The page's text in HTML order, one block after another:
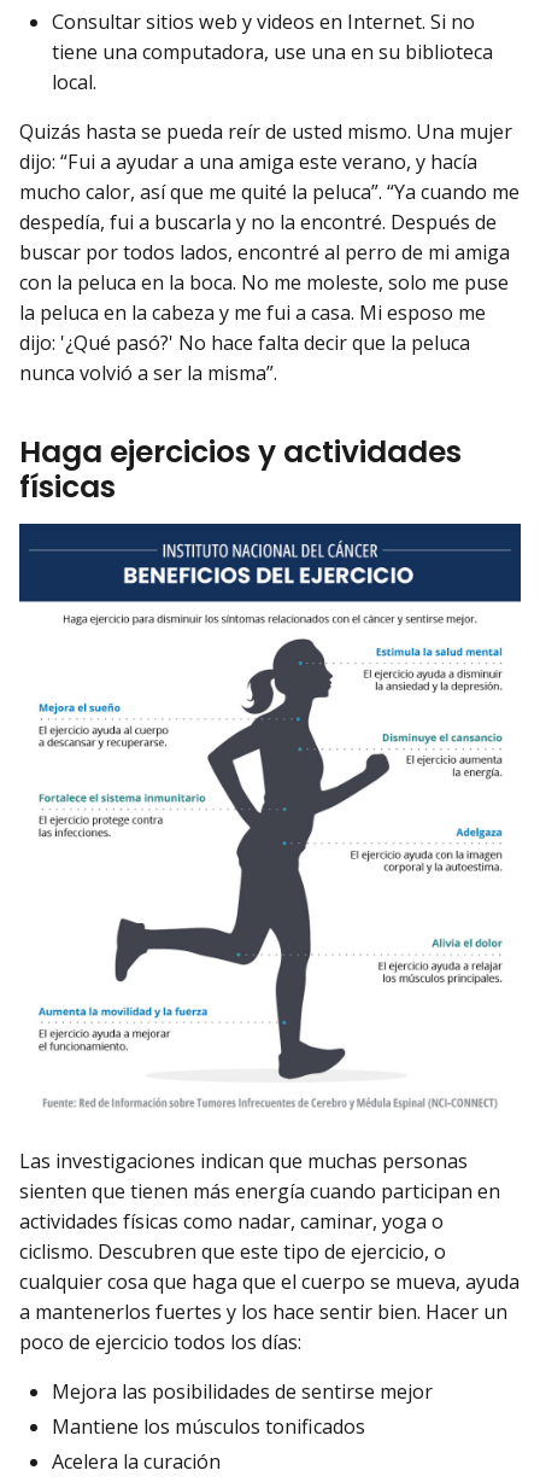
Consultar sitios web y videos en Internet. Si no
tiene una computadora, use una en su biblioteca
local.
Quizás hasta se pueda reír de usted mismo. Una mujer
dijo: “Fui a ayudar a una amiga este verano, y hacía
mucho calor, así que me quité la peluca”. “Ya cuando me
despedía, fui a buscarla y no la encontré. Después de
buscar por todos lados, encontré al perro de mi amiga
con la peluca en la boca. No me moleste, solo me puse
la peluca en la cabeza y me fui a casa. Mi esposo me
dijo: '¿Qué pasó?' No hace falta decir que la peluca
nunca volvió a ser la misma”.
Haga ejercicios y actividades
físicas
Las investigaciones indican que muchas personas
sienten que tienen más energía cuando participan en
actividades físicas como nadar, caminar, yoga o
ciclismo. Descubren que este tipo de ejercicio, o
cualquier cosa que haga que el cuerpo se mueva, ayuda
a mantenerlos fuertes y los hace sentir bien. Hacer un
poco de ejercicio todos los días:
Mejora las posibilidades de sentirse mejor
Mantiene los músculos tonificados
Acelera la curación